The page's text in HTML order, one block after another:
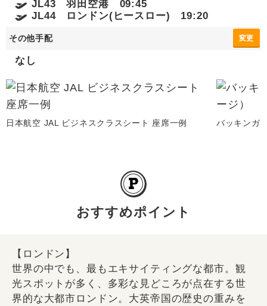
JL43 羽田空港 09:45
JL44 ロンドン(ヒースロー) 19:20
その他手配 変更
なし
日本航空 JAL ビジネスクラスシート 座席一例 バッキンガ
おすすめポイント
【ロンドン】
世界の中でも、最もエキサイティングな都市。観
光スポットが多く、多彩な見どころが点在する世
界的な大都市ロンドン。大英帝国の歴史の重みを